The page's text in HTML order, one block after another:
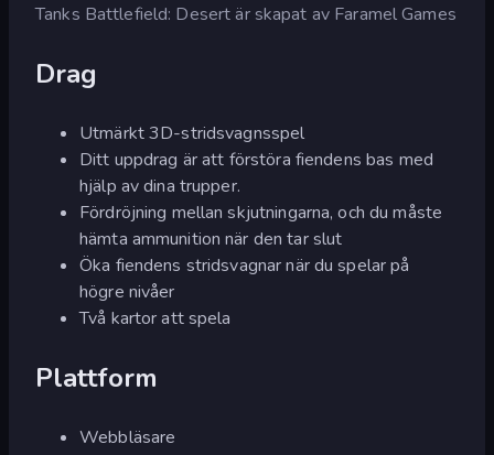
Tanks Battlefield: Desert är skapat av Faramel Games
Drag
Utmärkt 3D-stridsvagnsspel
Ditt uppdrag är att förstöra fiendens bas med
hjälp av dina trupper.
Fördröjning mellan skjutningarna, och du måste
hämta ammunition när den tar slut
Öka fiendens stridsvagnar när du spelar på
högre nivåer
Två kartor att spela
Plattform
Webbläsare